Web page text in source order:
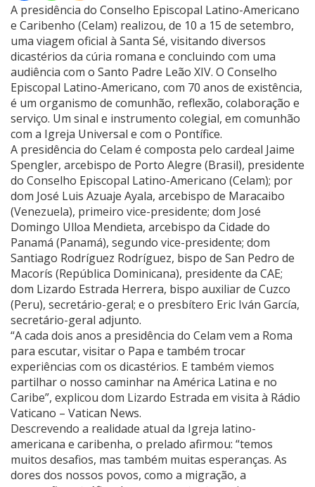
A presidência do Conselho Episcopal Latino-Americano
e Caribenho (Celam) realizou, de 10 a 15 de setembro,
uma viagem oficial à Santa Sé, visitando diversos
dicastérios da cúria romana e concluindo com uma
audiência com o Santo Padre Leão XIV. O Conselho
Episcopal Latino-Americano, com 70 anos de existência,
é um organismo de comunhão, reflexão, colaboração e
serviço. Um sinal e instrumento colegial, em comunhão
com a Igreja Universal e com o Pontífice.
A presidência do Celam é composta pelo cardeal Jaime
Spengler, arcebispo de Porto Alegre (Brasil), presidente
do Conselho Episcopal Latino-Americano (Celam); por
dom José Luis Azuaje Ayala, arcebispo de Maracaibo
(Venezuela), primeiro vice-presidente; dom José
Domingo Ulloa Mendieta, arcebispo da Cidade do
Panamá (Panamá), segundo vice-presidente; dom
Santiago Rodríguez Rodríguez, bispo de San Pedro de
Macorís (República Dominicana), presidente da CAE;
dom Lizardo Estrada Herrera, bispo auxiliar de Cuzco
(Peru), secretário-geral; e o presbítero Eric Iván García,
secretário-geral adjunto.
“A cada dois anos a presidência do Celam vem a Roma
para escutar, visitar o Papa e também trocar
experiências com os dicastérios. E também viemos
partilhar o nosso caminhar na América Latina e no
Caribe”, explicou dom Lizardo Estrada em visita à Rádio
Vaticano – Vatican News.
Descrevendo a realidade atual da Igreja latino-
americana e caribenha, o prelado afirmou: “temos
muitos desafios, mas também muitas esperanças. As
dores dos nossos povos, como a migração, a